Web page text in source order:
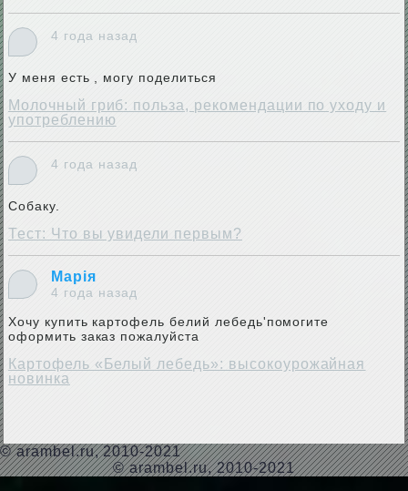
4 года назад
У меня есть , могу поделиться
Молочный гриб: польза, рекомендации по уходу и
употреблению
4 года назад
Собаку.
Тест: Что вы увидели первым?
Марія
4 года назад
Хочу купить картофель белий лебедь'помогите
оформить заказ пожалуйста
Картофель «Белый лебедь»: высокоурожайная
новинка
© arambel.ru, 2010-2021
© arambel.ru, 2010-2021